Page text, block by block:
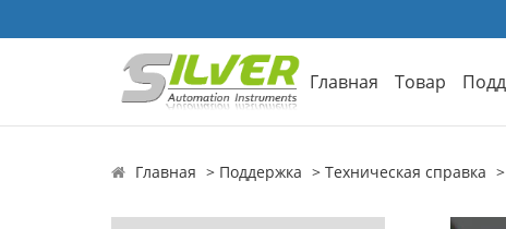
Главная Товар
Главная Поддержка Техническая справка